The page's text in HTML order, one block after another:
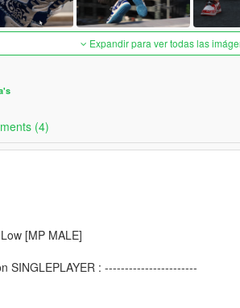
Expandir para ver todas las
(4)
[MP MALE]
SINGLEPLAYER : -----------------------